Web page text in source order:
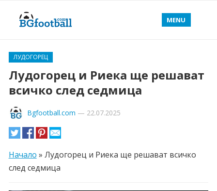
MENU
ЛУДОГОРЕЦ
Лудогорец и Риека ще решават
всичко след седмица
Bgfootball.com — 22.07.2025
Начало » Лудогорец и Риека ще решават всичко
след седмица